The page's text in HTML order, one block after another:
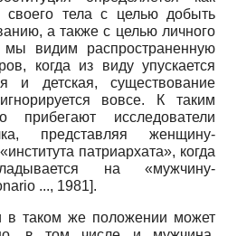
тела с целью добыть
а также с целью личного
мы видим распространенную
когда из виду упускается
и детская, существование
вовсе. К таким
прибегают исследователи
представляя женщину-
патриархата», когда
на «мужчину-
..., 1981].
в таком же положении может